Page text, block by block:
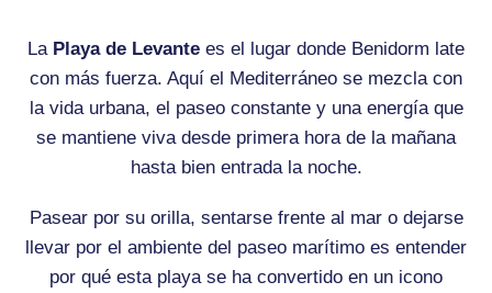
La Playa de Levante es el lugar donde Benidorm late
con más fuerza. Aquí el Mediterráneo se mezcla con
la vida urbana, el paseo constante y una energía que
se mantiene viva desde primera hora de la mañana
hasta bien entrada la noche.
Pasear por su orilla, sentarse frente al mar o dejarse
llevar por el ambiente del paseo marítimo es entender
por qué esta playa se ha convertido en un icono